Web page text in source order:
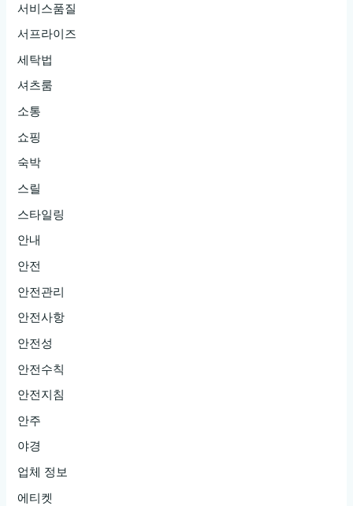
서비스품질
서프라이즈
세탁법
셔츠룸
소통
쇼핑
숙박
스릴
스타일링
안내
안전
안전관리
안전사항
안전성
안전수칙
안전지침
안주
야경
업체 정보
에티켓